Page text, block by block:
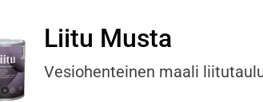
Liitu Musta
Vesiohenteinen maali